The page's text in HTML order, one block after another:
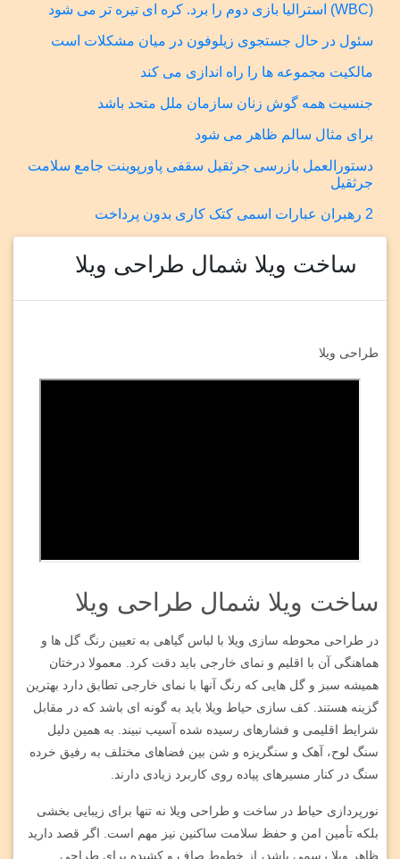
(WBC) استرالیا بازی دوم را برد. کره ای تیره تر می شود
سئول در حال جستجوی زیلوفون در میان مشکلات است
مالکیت مجموعه ها را راه اندازی می کند
جنسیت همه گوش زنان سازمان ملل متحد باشد
برای مثال سالم ظاهر می شود
دستورالعمل بازرسی جرثقیل سقفی پاورپوینت جامع سلامت
جرثقیل
2 رهبران عبارات اسمی کتک کاری بدون پرداخت
ساخت ویلا شمال طراحی ویلا
طراحی ویلا
ساخت ویلا شمال طراحی ویلا
در طراحی محوطه سازی ویلا با لباس گیاهی به تعیین رنگ گل ها و
هماهنگی آن با اقلیم و نمای خارجی باید دقت کرد. معمولا درختان
همیشه سبز و گل هایی که رنگ آنها با نمای خارجی تطابق دارد بهترین
گزینه هستند. کف سازی حیاط ویلا باید به گونه ای باشد که در مقابل
شرایط اقلیمی و فشارهای رسیده شده آسیب نبیند. به همین دلیل
سنگ لوح، آهک و سنگریزه و شن بین فضاهای مختلف به رفیق خرده
سنگ در کنار مسیرهای پیاده روی کاربرد زیادی دارند.
نورپردازی حیاط در ساخت و طراحی ویلا نه تنها برای زیبایی بخشی
بلکه تأمین امن و حفظ سلامت ساکنین نیز مهم است. اگر قصد دارید
ظاهر ویلا رسمی باشد، از خطوط صاف و کشیده برای طراحی